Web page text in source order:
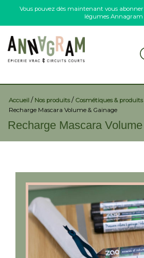
Accueil / Nos produits/ Cosmétiques &
Recharge Mascara Volume & Gainage
Recharge Mascara
Vous pouvez dès maintenant vous
légumes Annagram